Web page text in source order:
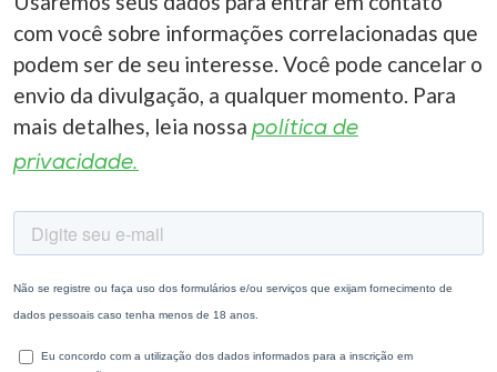
com você sobre informações correlacionadas que
podem ser de seu interesse. Você pode cancelar o
envio da divulgação, a qualquer momento. Para
mais detalhes, leia nossa política de
privacidade.